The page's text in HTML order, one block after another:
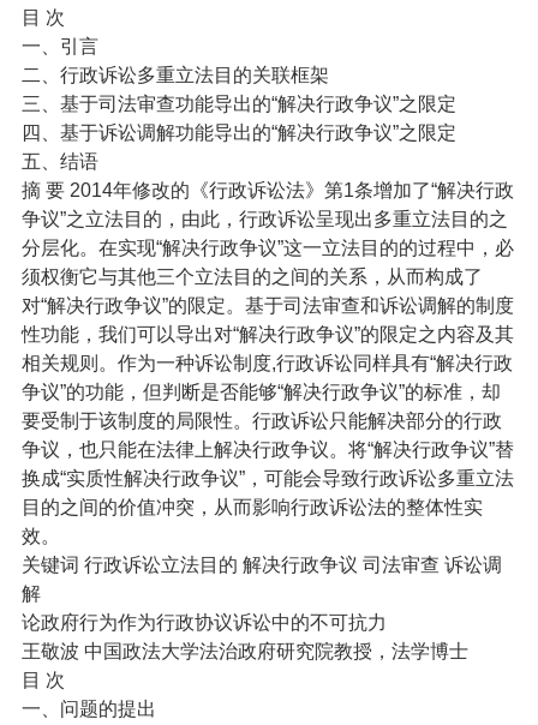
目 次
一、引言
二、行政诉讼多重立法目的关联框架
三、基于司法审查功能导出的“解决行政争议”之限定
四、基于诉讼调解功能导出的“解决行政争议”之限定
五、结语
摘 要 2014年修改的《行政诉讼法》第1条增加了“解决行政
争议”之立法目的，由此，行政诉讼呈现出多重立法目的之
分层化。在实现“解决行政争议”这一立法目的的过程中，必
须权衡它与其他三个立法目的之间的关系，从而构成了
对“解决行政争议”的限定。基于司法审查和诉讼调解的制度
性功能，我们可以导出对“解决行政争议”的限定之内容及其
相关规则。作为一种诉讼制度,行政诉讼同样具有“解决行政
争议”的功能，但判断是否能够“解决行政争议”的标准，却
要受制于该制度的局限性。行政诉讼只能解决部分的行政
争议，也只能在法律上解决行政争议。将“解决行政争议”替
换成“实质性解决行政争议”，可能会导致行政诉讼多重立法
目的之间的价值冲突，从而影响行政诉讼法的整体性实
效。
关键词 行政诉讼立法目的 解决行政争议 司法审查 诉讼调
解
论政府行为作为行政协议诉讼中的不可抗力
王敬波 中国政法大学法治政府研究院教授，法学博士
目 次
一、问题的提出